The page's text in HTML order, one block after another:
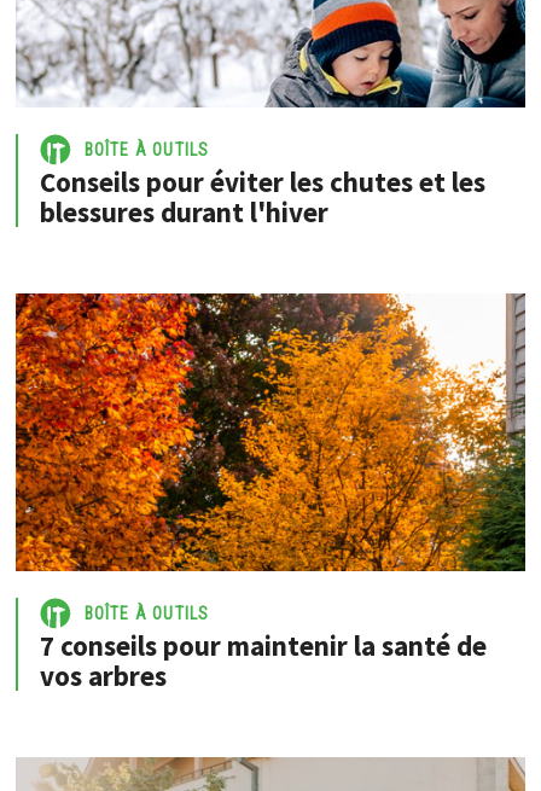
BOÎTE À OUTILS
Conseils pour éviter les chutes et les
blessures durant l'hiver
BOÎTE À OUTILS
7 conseils pour maintenir la santé de
vos arbres